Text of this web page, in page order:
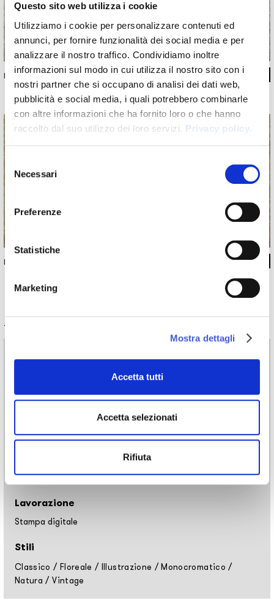
Questo sito web utilizza i cookie
Utilizziamo i cookie per personalizzare contenuti ed
annunci, per fornire funzionalità dei social media e per
analizzare il nostro traffico. Condividiamo inoltre
informazioni sul modo in cui utilizza il nostro sito con i
nostri partner che si occupano di analisi dei dati web,
pubblicità e social media, i quali potrebbero combinarle
con altre informazioni che ha fornito loro o che hanno
raccolto dal suo utilizzo dei loro servizi. Privacy policy.
Selezione
delNecessari
Preferenze
Statistiche
Marketing
Mostra dettagli
Accetta tutti
Accetta selezionati
Rifiuta
INKGDIZ1602
INKGDIZ1601
Informazioni tecniche
Carta da parati vinilica: larghezza rollo 68cm, 100cm
EQ•dekor fibra di vetro: larghezza rollo 94cm
Silk Touch: larghezza rollo 100cm
Pavimento, Rivestimento
Lavorazione
Stampa digitale
Stili
Classico / Floreale / Illustrazione /Monocromatico /
Natura /Vintage